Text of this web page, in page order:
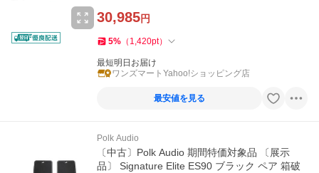
30,985円
5% （ 1,420pt）
最短明日お届け
ワンズマートYahoo!ショッピング店
最安値を見る
Polk Audio
〔中古〕Polk Audio 期間特価対象品 〔展示
品〕 Signature Elite ES90 ブラック ペア 箱破